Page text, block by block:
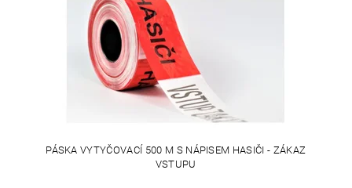
PÁSKA VYTYČOVACÍ 500 M S NÁPISEM HASIČI - ZÁKAZ
VSTUPU